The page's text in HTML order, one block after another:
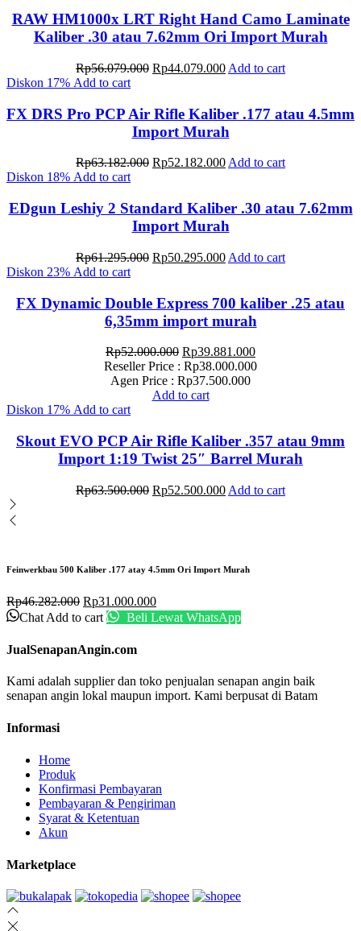
Rp60.400.000.Rp49.400.000.
RAW HM1000x LRT Right Hand Camo Laminate
Kaliber .30 atau 7.62mm Ori Import Murah
Rp56.079.000 Original
Rp56.079.000.
Rp44.079.000Current
Rp44.079.000.
Add to cart
Diskon 17% Add to cart
FX DRS Pro PCP Air Rifle Kaliber .177 atau 4.5mm
Import Murah
Rp63.182.000 Original
Rp63.182.000.
Rp52.182.000Current
Rp52.182.000.
Add to cart
Diskon 18% Add to cart
EDgun Leshiy 2 Standard Kaliber .30 atau 7.62mm
Import Murah
Rp61.295.000 Original
Rp61.295.000.
Rp50.295.000Current
Rp50.295.000.
Add to cart
Diskon 23% Add to cart
FX Dynamic Double Express 700 kaliber .25 atau
6,35mm import murah
Rp52.000.000 Original
price
was:
Rp52.000.000.
Rp39.881.000Current
price
Reseller Price : Rp38.000.000
Agen Price : Rp37.500.000
Add to cart
Diskon 17% Add to cart
Skout EVO PCP Air Rifle Kaliber .357 atau 9mm
Import 1:19 Twist 25″ Barrel Murah
Rp63.500.000 Original
Rp52.500.000Current
Add to cart
Feinwerkbau 500 Kaliber .177 atay 4.5mm Ori Import Murah
Rp46.282.000 Original
price
Rp46.282.000.
Rp31.000.000Current
price
Chat Add to cart Beli Lewat WhatsApp
JualSenapanAngin.com
Kami adalah supplier dan toko penjualan senapan angin baik
senapan angin lokal maupun import. Kami berpusat di Batam
Informasi
Home
Produk
Konfirmasi Pembayaran
Pembayaran & Pengiriman
Syarat & Ketentuan
Akun
Marketplace